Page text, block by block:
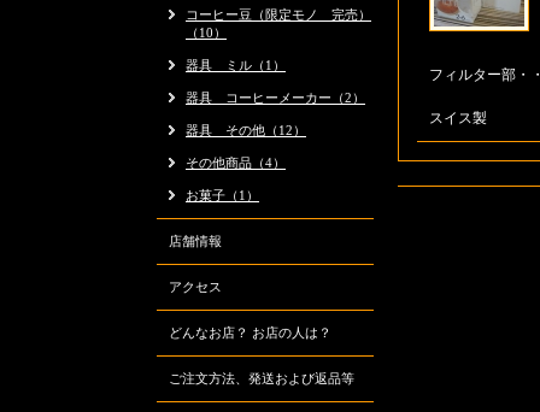
フィルター部・
スイス製
コーヒー豆（限定モノ 完売）
（10）
器具 ミル（1）
器具 コーヒーメーカー（2）
器具 その他（12）
その他商品（4）
お菓子（1）
店舗情報
アクセス
どんなお店？ お店の人は？
ご注文方法、発送および返品等